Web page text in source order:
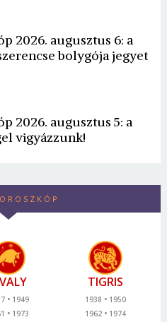
2026. augusztus 6: a
bolygója jegyet
2026. augusztus 5: a
vigyázzunk!
1949
1973
TIGRIS
1938
1950
1962
1974